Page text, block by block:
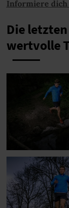
Informiere dich
Die
wertvolle